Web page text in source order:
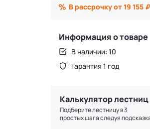
В рассрочку от 19 155 ₽
Информация о товаре
В наличии: 10
Гарантия 1 год
Калькулятор лестниц
Подберите лестницу в 3
простых шага следуя